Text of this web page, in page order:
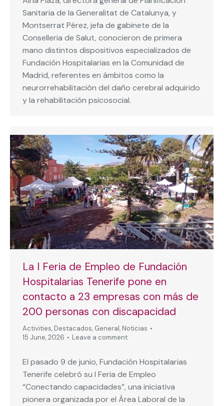
Sanitaria de la Generalitat de Catalunya, y
Montserrat Pérez, jefa de gabinete de la
Conselleria de Salut, conocieron de primera
mano distintos dispositivos especializados de
Fundación Hospitalarias en la Comunidad de
Madrid, referentes en ámbitos como la
neurorrehabilitación del daño cerebral adquirido
y la rehabilitación psicosocial.
La I Feria de Empleo de Fundación
Hospitalarias Tenerife pone en
contacto a 23 empresas con más de
200 personas con discapacidad
Activities, Destacados, General, Noticias
15 June, 2026
Leave a comment
El pasado 9 de junio, Fundación Hospitalarias
Tenerife celebró su I Feria de Empleo
“Conectando capacidades”, una iniciativa
pionera organizada por el Área Laboral de la